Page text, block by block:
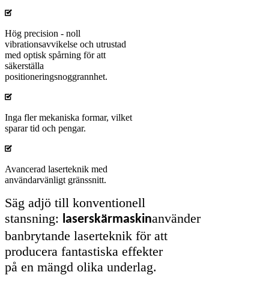
Hög precision - noll
vibrationsavvikelse och utrustad
med optisk spårning för att
säkerställa
positioneringsnoggrannhet.
Inga fler mekaniska formar, vilket
sparar tid och pengar.
Avancerad laserteknik med
användarvänligt gränssnitt.
Säg adjö till konventionell
stansning: laserskärmaskinanvänder
banbrytande laserteknik för att
producera fantastiska effekter
på en mängd olika underlag.